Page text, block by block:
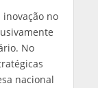
no
No
nacional